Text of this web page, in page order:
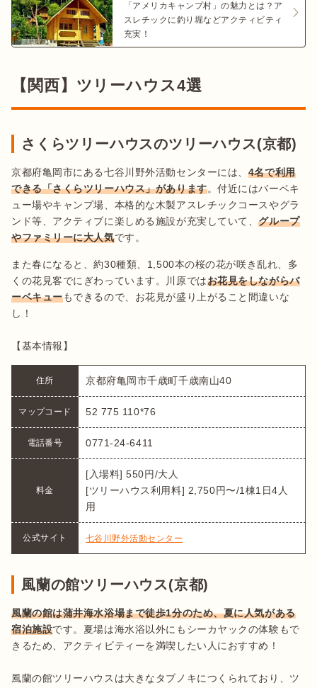
「アメリカキャンプ村」の魅力とは？ア
スレチックに釣り堀などアクティビティ
充実！
【関西】ツリーハウス4選
さくらツリーハウスのツリーハウス(京都)
京都府亀岡市にある七谷川野外活動センターには、 4名で利用
できる「さくらツリーハウス」があります。付近にはバーベキ
ュー場やキャンプ場、本格的な木製アスレチックコースやグラ
ンド等、アクティブに楽しめる施設が充実していて、グループ
やファミリーに大人気です。
また春になると、約30種類、1,500本の桜の花が咲き乱れ、多
くの花見客でにぎわっています。川原ではお花見をしながらバ
ーベキューもできるので、お花見が盛り上がること間違いな
し！
【基本情報】
住所 京都府亀岡市千歳町千歳南山40
マップコード 52 775 110*76
電話番号 0771-24-6411
料金
[入場料] 550円/大人
[ツリーハウス利用料] 2,750円〜/1棟1日4人
用
公式サイト 七谷川野外活動センター
風蘭の館ツリーハウス(京都)
風蘭の館は蒲井海水浴場まで徒歩1分のため、夏に人気がある
宿泊施設です。夏場は海水浴以外にもシーカヤックの体験もで
きるため、アクティビティーを満喫したい人におすすめ！
風蘭の館ツリーハウスは大きなタブノキにつくられており、ツ